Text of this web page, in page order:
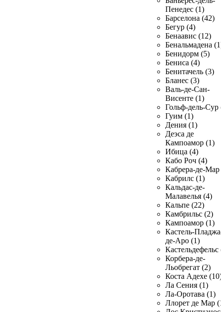
Пенедес (1)
Барселона (42)
Бегур (4)
Бенаавис (12)
Бенальмадена
Бенидорм (5)
Бениса (4)
Бенитачель (3)
Бланес (3)
Валь-де-Сан-
Висенте (1)
Гольф-дель-Сур
Гуим (1)
Дения (1)
Деэса де
Кампоамор (1)
Ибица (4)
Кабо Роч (4)
Кабрера-де-Мар
Кабрилс (1)
Кальдас-де-
Малавелья (4)
Кальпе (22)
Камбрильс (2)
Кампоамор (1)
Кастель-
де-Аро (1)
Кастельдефельс
Корбера-де-
Льобрегат (2)
Коста Адехе
Ла Сения (1)
Ла-Оротава (1)
Ллорет де Мар